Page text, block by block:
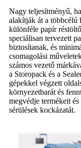
Nagy teljesítményű,
alakítják át a többcélú
különféle papír
speciálisan tervezett
biztosítanak, és
csomagolási
számos vezető
a Storopack és a
gépekkel végzett
környezetbarát és
megvédje termékeit
sérülések kockázatát.